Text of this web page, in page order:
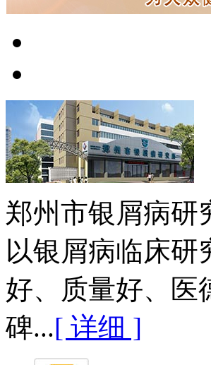
郑州市银屑病研
以银屑病临床研
好、质量好、医
碑...[ 详细 ]